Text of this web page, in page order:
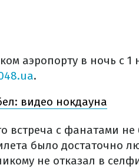
аэропорту в ночь с 1
.
видео нокдауна
встреча с фанатами
было достаточно
не отказал в